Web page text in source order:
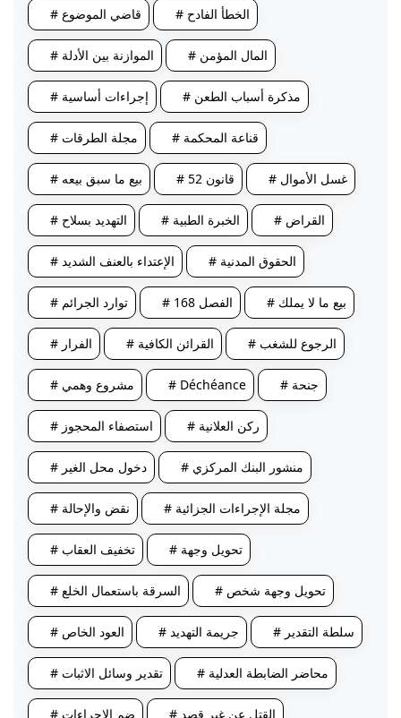
# قاضي الموضوع # الخطأ الفادح
# الموازنة بين الأدلة # المال المؤمن
# إجراءات أساسية # مذكرة أسباب الطعن
# مجلة الطرقات # قناعة المحكمة
# بيع ما سبق بيعه # قانون 52 # غسل الأموال
# التهديد بسلاح # الخبرة الطبية # القراض
# الإعتداء بالعنف الشديد # الحقوق المدنية
# توارد الجرائم # الفصل 168 # بيع ما لا يملك
# الفرار # القرائن الكافية # الرجوع للشغب
# مشروع وهمي # Déchéance # جنحة
# استصفاء المحجوز # ركن العلانية
# دخول محل الغير # منشور البنك المركزي
# نقض والإحالة # مجلة الإجراءات الجزائية
# تخفيف العقاب # تحويل وجهة
# السرقة باستعمال الخلع # تحويل وجهة شخص
# العود الخاص # جريمة التهديد # سلطة التقدير
# تقدير وسائل الاثبات # محاضر الضابطة العدلية
# ضم الإجراءات # القتل عن غير قصد